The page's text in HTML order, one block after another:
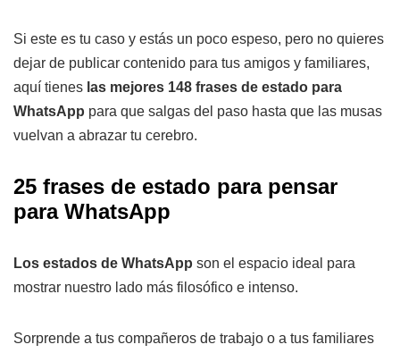
Si este es tu caso y estás un poco espeso, pero no quieres
dejar de publicar contenido para tus amigos y familiares,
aquí tienes las mejores 148 frases de estado para
WhatsApp para que salgas del paso hasta que las musas
vuelvan a abrazar tu cerebro.
25 frases de estado para pensar
para WhatsApp
Los estados de WhatsApp son el espacio ideal para
mostrar nuestro lado más filosófico e intenso.
Sorprende a tus compañeros de trabajo o a tus familiares